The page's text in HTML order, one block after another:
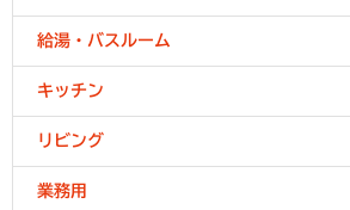
給湯・バスルーム
キッチン
リビング
業務用